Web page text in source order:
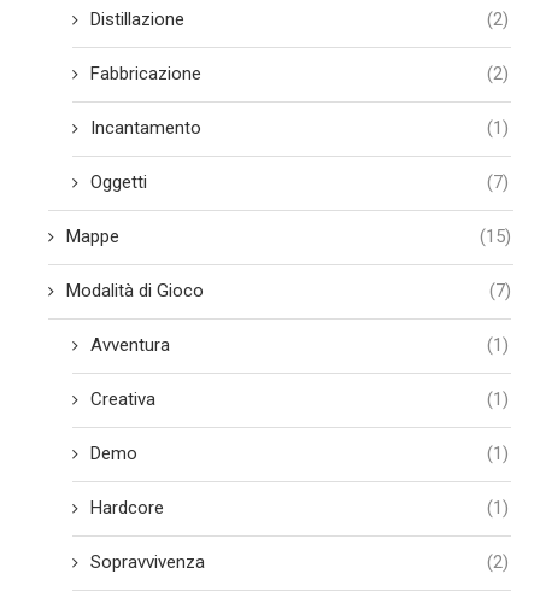
Distillazione (2)
Fabbricazione (2)
Incantamento (1)
Oggetti (7)
Mappe (15)
Modalità di Gioco (7)
Avventura (1)
Creativa (1)
Demo (1)
Hardcore (1)
Sopravvivenza (2)